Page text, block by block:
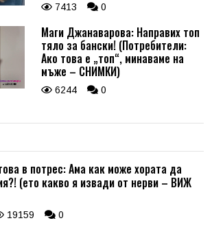
7413 0
Маги Джанаварова: Направих топ
тяло за бански! (Потребители:
Ако това е „топ“, минаваме на
мъже – СНИМКИ)
6244 0
в потрес: Ама как може хората да
(ето какво я извади от нерви – ВИЖ
19159 0